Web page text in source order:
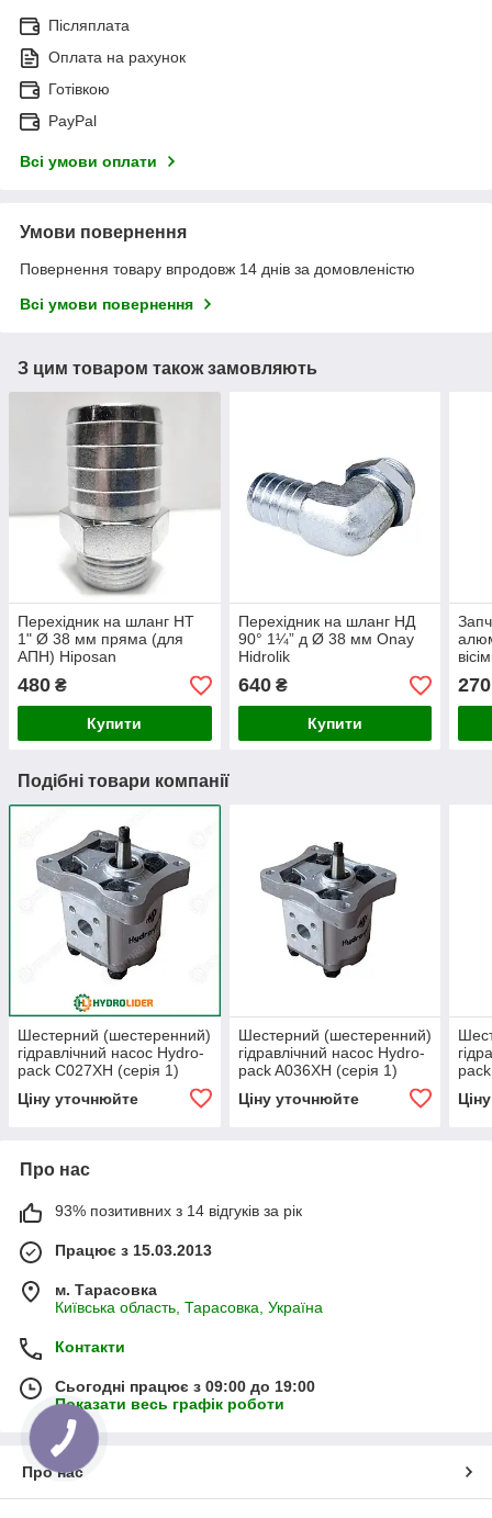
Післяплата
Оплата на рахунок
Готівкою
PayPal
Всі умови оплати
Умови повернення
Повернення товару впродовж 14 днів за домовленістю
Всі умови повернення
З цим товаром також замовляють
Перехідник на шланг НТ
1" Ø 38 мм пряма (для
АПН) Hiposan
480 ₴
Купити
Перехідник на шланг НД
90° 1¼” д Ø 38 мм Onay
Hidrolik
640₴
Купити
270
Подібні товари компанії
Шестерний (шестеренний)
гідравлічний насос Hydro-
pack C027XH (серія 1)
Ціну уточнюйте
Шестерний (шестеренний)
гідравлічний насос Hydro-
pack A036XH (серія 1)
Ціну уточнюйте
Про нас
93% позитивних з 14 відгуків за рік
Працює з 15.03.2013
м. Тарасовка
Київська область, Тарасовка, Україна
Контакти
Сьогодні працює з 09:00 до 19:00
Показати весь графік роботи
Про нас